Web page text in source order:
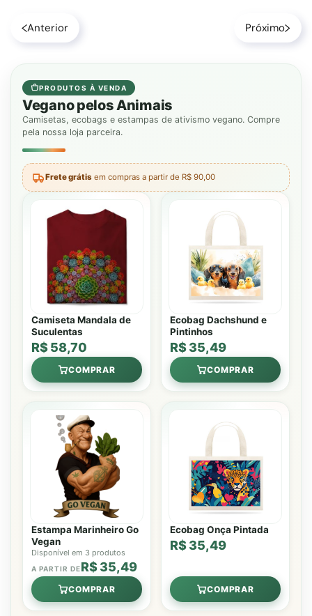
Anterior Próximo
PRODUTOS À VENDA
Vegano pelos Animais
Camisetas, ecobags e estampas de ativismo vegano. Compre
pela nossa loja parceira.
Frete grátis em compras a partir de R$ 90,00
Camiseta Mandala de
Suculentas
R$ 58,70
COMPRAR
Ecobag Dachshund e
Pintinhos
R$ 35,49
COMPRAR
Estampa Marinheiro Go
Vegan
Disponível em 3 produtos
A PARTIR DER$ 35,49
COMPRAR
Ecobag Onça Pintada
R$ 35,49
COMPRAR